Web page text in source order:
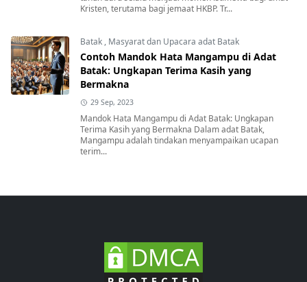
Kristen, terutama bagi jemaat HKBP. Tr...
Batak , Masyarat dan Upacara adat Batak
Contoh Mandok Hata Mangampu di Adat
Batak: Ungkapan Terima Kasih yang
Bermakna
29 Sep, 2023
Mandok Hata Mangampu di Adat Batak: Ungkapan
Terima Kasih yang Bermakna Dalam adat Batak,
Mangampu adalah tindakan menyampaikan ucapan
terim...